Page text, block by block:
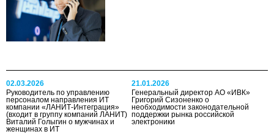
02.03.2026
Руководитель по управлению
персоналом направления ИТ
компании «ЛАНИТ-Интеграция»
(входит в группу компаний ЛАНИТ)
Виталий Голыгин о мужчинах и
женщинах в ИТ
21.01.2026
Генеральный директор АО «ИВК»
Григорий Сизоненко о
необходимости законодательной
поддержки рынка российской
электроники